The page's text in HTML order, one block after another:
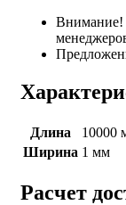
Внимание!
Длина
10000
Ширина 1 мм
Расчет